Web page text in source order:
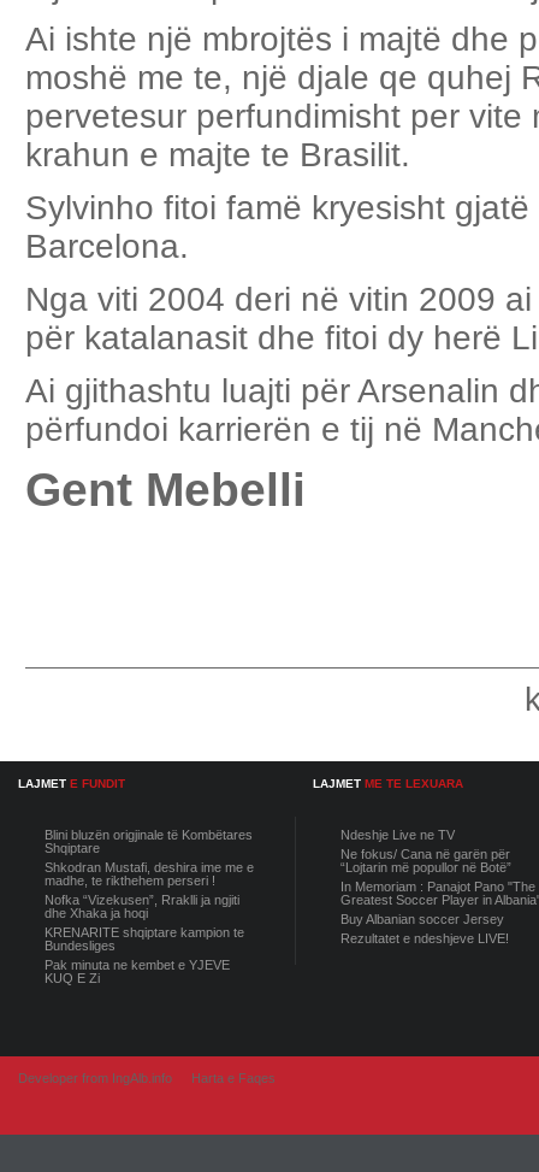
Ai ishte një mbrojtës i majtë dhe
moshë me te, një djale qe quhej
pervetesur perfundimisht per vite
krahun e majte te Brasilit.
Sylvinho fitoi famë kryesisht
Barcelona.
Nga viti 2004 deri në vitin 2009
për katalanasit dhe fitoi dy herë
Ai gjithashtu luajti për Arsenalin
përfundoi karrierën e tij në
Gent Mebelli
LAJMET E FUNDIT
Blini bluzën origjinale të Kombëtares
Shqiptare
Shkodran Mustafi, deshira ime me e
madhe, te rikthehem perseri !
Nofka “Vizekusen”, Rraklli ja ngjiti
dhe Xhaka ja hoqi
KRENARITE shqiptare kampion te
Bundesliges
Pak minuta ne kembet e YJEVE
KUQ E Zi
LAJMET ME TE LEXUARA
Ndeshje Live ne TV
Ne fokus/ Cana në garën për
“Lojtarin më popullor në Botë”
In Memoriam : Panajot Pano "The
Greatest Soccer Player in
Buy Albanian soccer Jersey
Rezultatet e ndeshjeve LIVE!
Developer from IngAlb.info Harta e Faqes